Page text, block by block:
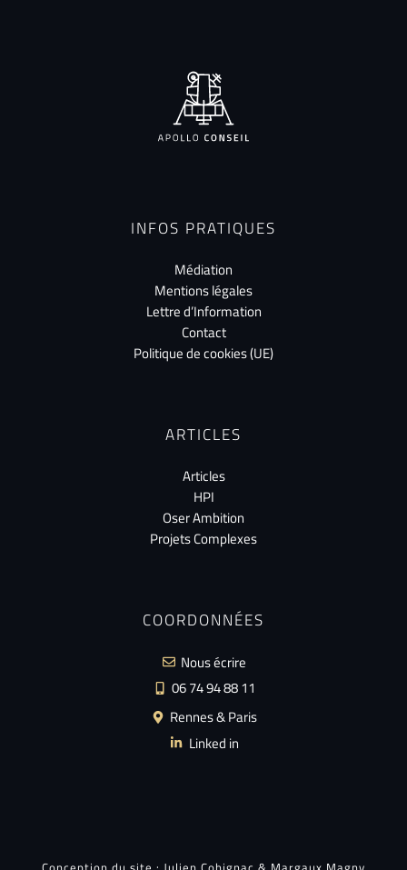
INFOS PRATIQUES
Médiation
Mentions légales
Lettre d’Information
Contact
Politique de cookies (UE)
ARTICLES
Articles
HPI
Oser Ambition
Projets Complexes
COORDONNÉES
Nous écrire
06 74 94 88 11
Rennes & Paris
Linked in